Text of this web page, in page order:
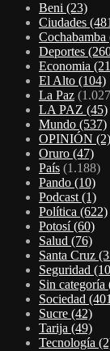
Beni (23)
Ciudades
Cochabamba
Deportes
Economia
El Alto (104)
La Paz
LA PAZ (45)
Mundo (537)
OPINIÓN (2)
Oruro (47)
País (1.188)
Pando (10)
Podcast (1)
Política (622)
Potosí(60)
Salud (76)
Santa Cruz
Seguridad
Sin categoría
Sociedad
Sucre (42)
Tarija (49)
Tecnología